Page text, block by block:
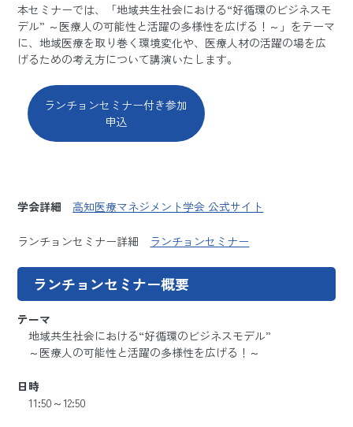
本セミナーでは、「地域共生社会における“好循環のビジネスモ
デル” ～医療人の可能性と活躍の多様性を広げる！～」をテーマ
に、地域医療を取り巻く環境変化や、医療人材の活躍の場を広
げるための考え方について講演いたします。
ランチョンセミナー付き参加
申込
学会詳細 高知医療マネジメント学会 公式サイト
ランチョンセミナー詳細 ランチョンセミナー
ランチョンセミナー概要
テーマ
地域共生社会における“好循環のビジネスモデル”
～医療人の可能性と活躍の多様性を広げる！～
日時
11:50～12:50